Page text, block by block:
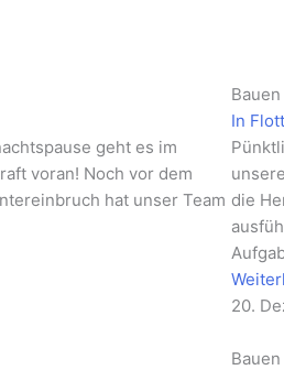
geht es im
voran! Noch vor dem
hat unser Team
Bauen
In
die
20.
Bauen